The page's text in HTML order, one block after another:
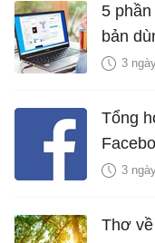
5
bản
miễn
3
Tổng
3
Thơ